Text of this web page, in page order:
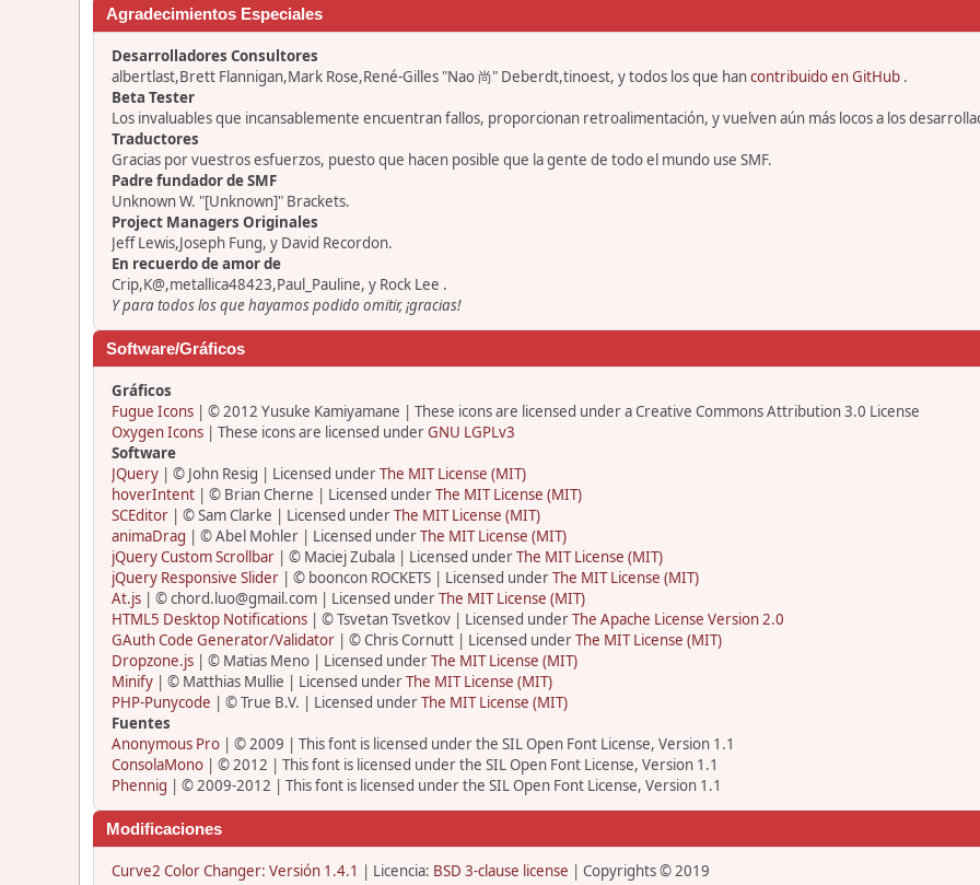
Agradecimientos Especiales
Desarrolladores Consultores
albertlast,Brett Flannigan,Mark Rose,René-Gilles "Nao 尚" Deberdt,tinoest, y todos los que hancontribuido en GitHub .
Beta Tester
Los invaluables que incansablemente encuentran fallos, proporcionan retroalimentación, y vuelven aún más locos a los
Traductores
Gracias por vuestros esfuerzos, puesto que hacen posible que la gente de todo el mundo use SMF.
Padre fundador de SMF
Unknown W. "[Unknown]" Brackets.
Project Managers Originales
Jeff Lewis,Joseph Fung, y David Recordon.
En recuerdo de amor de
Crip,K@,metallica48423,Paul_Pauline, y Rock Lee .
Y para todos los que hayamos podido omitir, ¡gracias!
Software/Gráficos
Gráficos
Fugue Icons | © 2012 Yusuke Kamiyamane | These icons are licensed under a Creative Commons Attribution 3.0 License
Oxygen Icons | These icons are licensed underGNU LGPLv3
Software
JQuery | © John Resig | Licensed underThe MIT License (MIT)
hoverIntent | © Brian Cherne | Licensed underThe MIT License (MIT)
SCEditor | © Sam Clarke | Licensed underThe MIT License (MIT)
animaDrag | © Abel Mohler | Licensed underThe MIT License (MIT)
jQuery Custom Scrollbar | © Maciej Zubala | Licensed underThe MIT License (MIT)
jQuery Responsive Slider | © booncon ROCKETS | Licensed underThe MIT License (MIT)
At.js | © chord.luo@gmail.com | Licensed underThe MIT License (MIT)
HTML5 Desktop Notifications | © Tsvetan Tsvetkov | Licensed underThe Apache License Version 2.0
GAuth Code Generator/Validator | © Chris Cornutt | Licensed underThe MIT License (MIT)
Dropzone.js | © Matias Meno | Licensed underThe MIT License (MIT)
Minify | © Matthias Mullie | Licensed underThe MIT License (MIT)
PHP-Punycode | © True B.V. | Licensed underThe MIT License (MIT)
Fuentes
Anonymous Pro | © 2009 | This font is licensed under the SIL Open Font License, Version 1.1
ConsolaMono | © 2012 | This font is licensed under the SIL Open Font License, Version 1.1
Phennig | © 2009-2012 | This font is licensed under the SIL Open Font License, Version 1.1
Modificaciones
Curve2 Color Changer: Versión 1.4.1 | Licencia: BSD 3-clause license | Copyrights © 2019